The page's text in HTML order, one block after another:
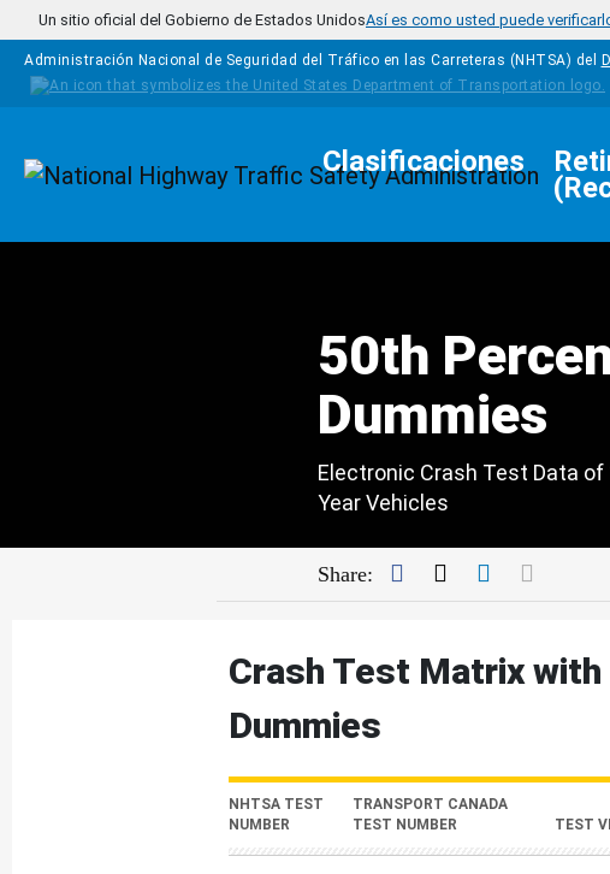
Pasar al contenido principal
Un sitio oficial del Gobierno de Estados UnidosAsí es como usted puede
Administración Nacional de Seguridad del Tráfico en las Carreteras (NHTSA) del
Homepage
Clasificaciones
50th
Dummies
Electronic Crash Test Data of
Year Vehicles
Share: Facebook
TwitterLinkedIn
Crash Test Matrix
Dummies
NHTSA TEST
NUMBER
TRANSPORT CANADA
TEST NUMBER
TEST